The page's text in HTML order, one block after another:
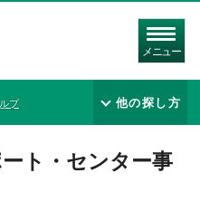
メニュー
プ 他の探し方
ト・センター事